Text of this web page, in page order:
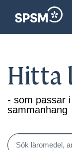
Hitta
- som passar
sammanhang
Sök läromedel,